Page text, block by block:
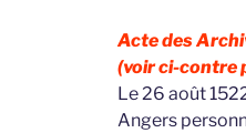
Acte des
(voir ci-contre
Le 26 août
Angers